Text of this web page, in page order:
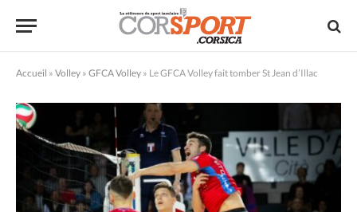
Accueil » Volley » GFCA Volley » Le GFCA Volley fait tomber St Jean d’Illac